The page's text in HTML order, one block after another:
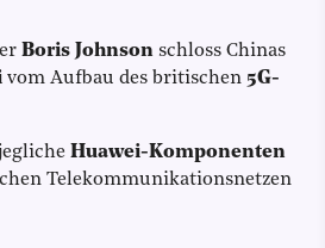
Boris Johnson schloss Chinas
vom Aufbau des britischen 5G-
Huawei-Komponenten
Telekommunikationsnetzen